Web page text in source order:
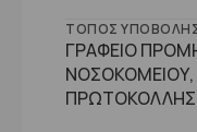
ΤΌΠΟΣ
ΓΡΑΦΕΙΟ
ΝΟΣΟΚΟΜΕΙΟΥ,